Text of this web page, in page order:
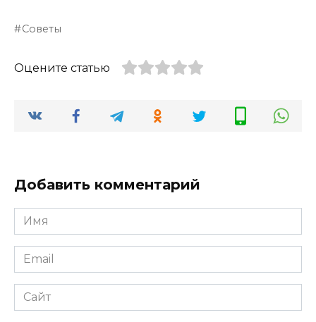
Советы
Оцените статью
Добавить комментарий
Имя
*
Email
*
Сайт